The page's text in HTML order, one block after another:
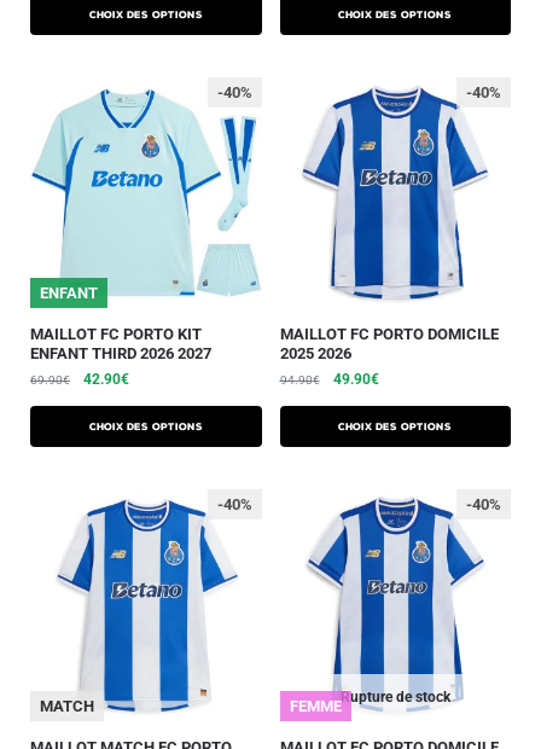
Choix des options Choix des options
ENFANT
-40%
MAILLOT FC PORTO KIT
ENFANT THIRD 2026 2027
69.90€ 42.90€
Choix des options
-40%
MAILLOT FC PORTO DOMICILE
2025 2026
94.90€ 49.90€
Choix des options
-40%
MATCH Rupture de stock
-40%
FEMME